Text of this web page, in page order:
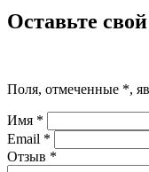
Оставьте
Поля, отмеченные *,
Имя *
Email *
Отзыв *